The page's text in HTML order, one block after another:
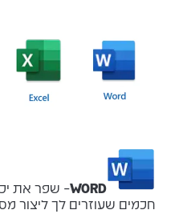
WORD– שפר את
חכמים שעוזרים לך ליצור